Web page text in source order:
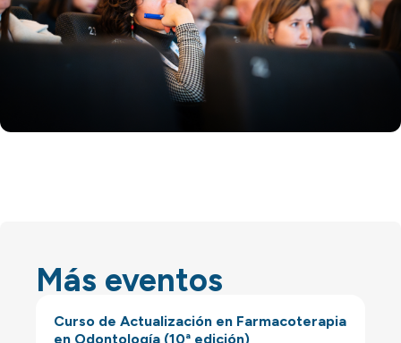
Más eventos
Curso de Actualización en Farmacoterapia
en Odontología (10ª edición)